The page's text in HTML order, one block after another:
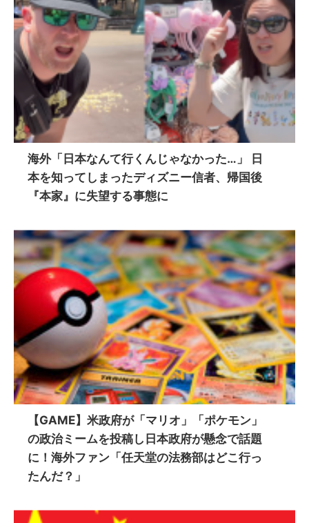
海外「日本なんて行くんじゃなかった…」 日
本を知ってしまったディズニー信者、帰国後
『本家』に失望する事態に
【GAME】米政府が「マリオ」「ポケモン」
の政治ミームを投稿し日本政府が懸念で話題
に！海外ファン「任天堂の法務部はどこ行っ
たんだ？」